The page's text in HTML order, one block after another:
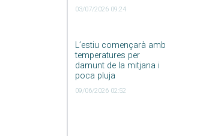
03/07/2026 09:24
L’estiu començarà amb
temperatures per
damunt de la mitjana i
poca pluja
09/06/2026 02:52